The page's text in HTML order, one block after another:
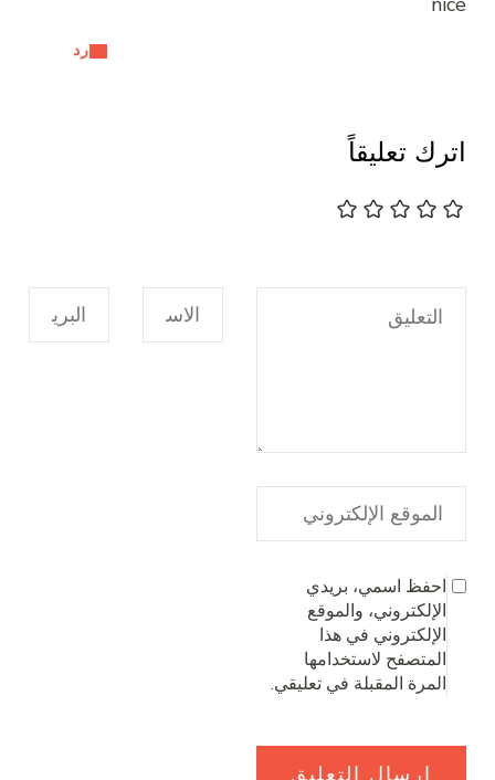
رد
اترك تعليقاً
احفظ اسمي، بريدي
الإلكتروني، والموقع
الإلكتروني في هذا
المتصفح لاستخدامها
المرة المقبلة في تعليقي.